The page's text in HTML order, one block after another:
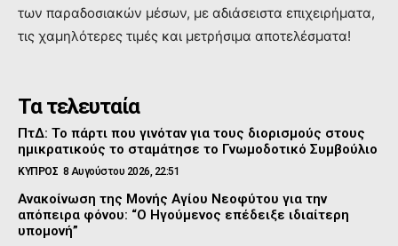
των παραδοσιακών μέσων, με αδιάσειστα επιχειρήματα,
τις χαμηλότερες τιμές και μετρήσιμα αποτελέσματα!
Τα τελευταία
ΠτΔ: Το πάρτι που γινόταν για τους διορισμούς στους
ημικρατικούς το σταμάτησε το Γνωμοδοτικό Συμβούλιο
ΚΥΠΡΟΣ 8 Αυγούστου 2026, 22:51
Ανακοίνωση της Μονής Αγίου Νεοφύτου για την
απόπειρα φόνου: “Ο Ηγούμενος επέδειξε ιδιαίτερη
υπομονή”